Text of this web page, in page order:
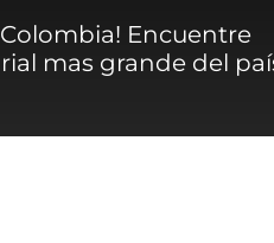
Encuentre
mas grande del